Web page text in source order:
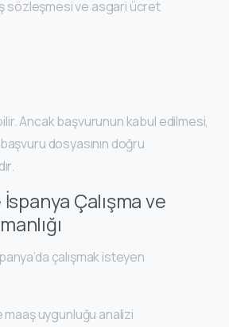
sözleşmesi ve asgari ücret
Ancak başvurunun kabul edilmesi,
dosyasının doğru
Çalışma ve
çalışmak isteyen
uygunluğu analizi